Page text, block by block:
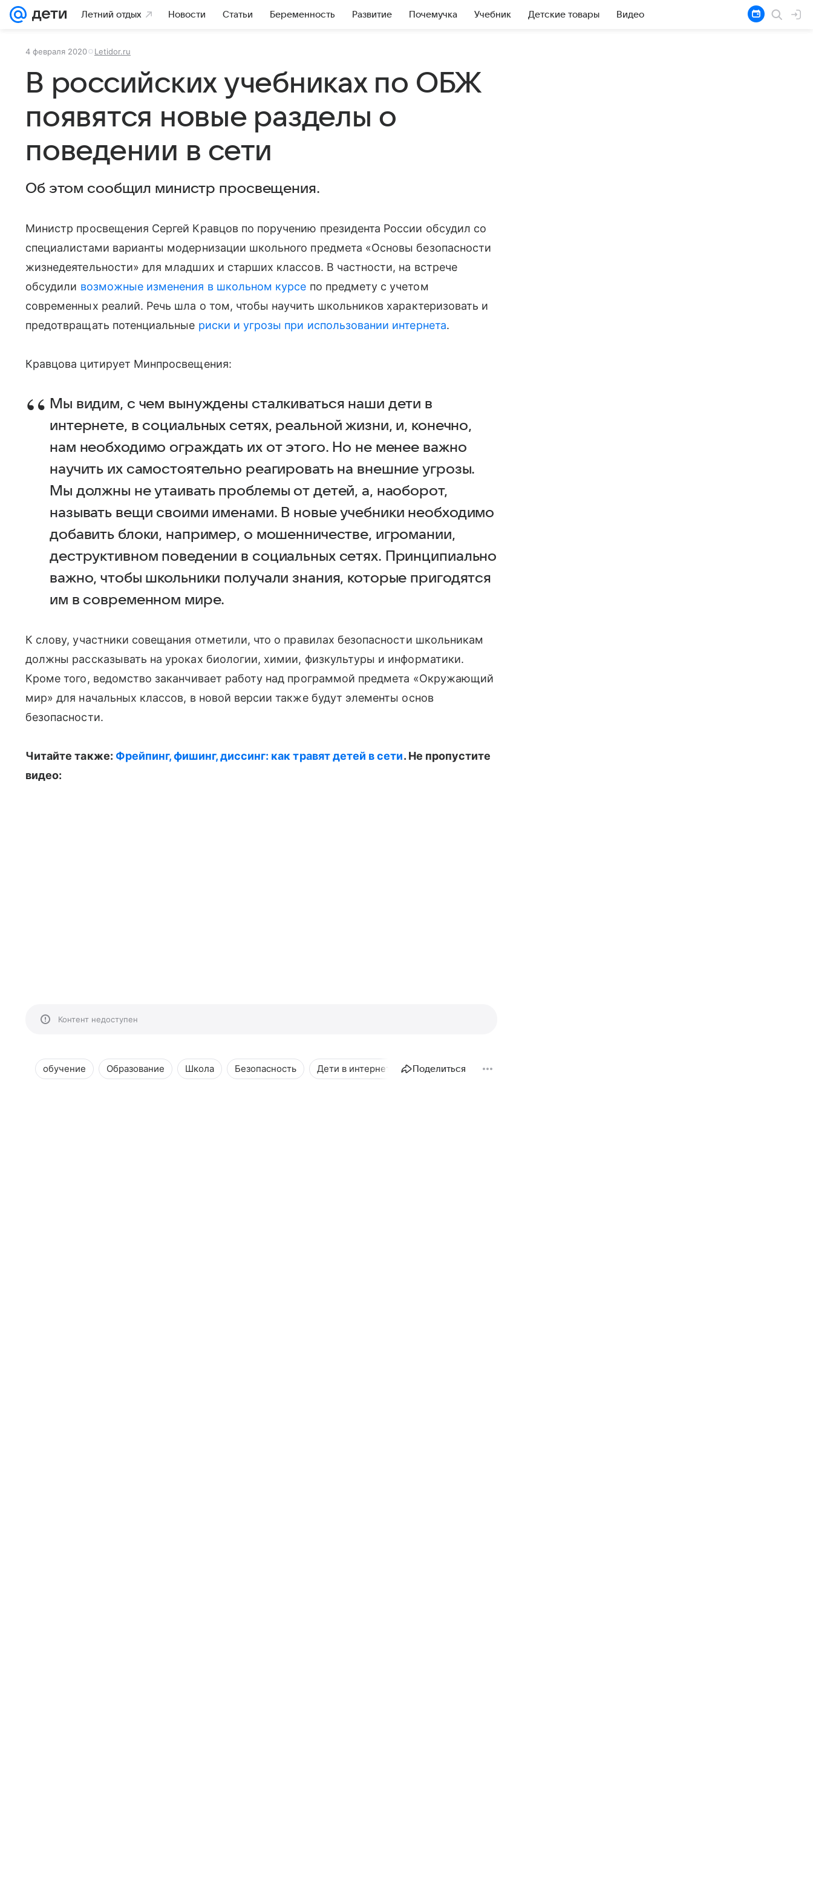
Летний отдых Новости Статьи Беременность Развитие Почемучка Учебник Детские товары Видео
4 февраля 2020 Letidor.ru
В российских учебниках по ОБЖ
появятся новые разделы о
поведении в сети
Об этом сообщил министр просвещения.
Министр просвещения Сергей Кравцов по поручению президента России обсудил со
специалистами варианты модернизации школьного предмета «Основы безопасности
жизнедеятельности» для младших и старших классов. В частности, на встрече
обсудили возможные изменения в школьном курсе по предмету с учетом
современных реалий. Речь шла о том, чтобы научить школьников характеризовать и
предотвращать потенциальные риски и угрозы при использовании интернета.
Кравцова цитирует Минпросвещения:
Мы видим, с чем вынуждены сталкиваться наши дети в
интернете, в социальных сетях, реальной жизни, и, конечно,
нам необходимо ограждать их от этого. Но не менее важно
научить их самостоятельно реагировать на внешние угрозы.
Мы должны не утаивать проблемы от детей, а, наоборот,
называть вещи своими именами. В новые учебники необходимо
добавить блоки, например, о мошенничестве, игромании,
деструктивном поведении в социальных сетях. Принципиально
важно, чтобы школьники получали знания, которые пригодятся
им в современном мире.
К слову, участники совещания отметили, что о правилах безопасности школьникам
должны рассказывать на уроках биологии, химии, физкультуры и информатики.
Кроме того, ведомство заканчивает работу над программой предмета «Окружающий
мир» для начальных классов, в новой версии также будут элементы основ
безопасности.
Читайте также: Фрейпинг, фишинг, диссинг: как травят детей в сети. Не пропустите
видео:
Контент недоступен
обучение Образование Школа Безопасность Дети в интернете Поделиться